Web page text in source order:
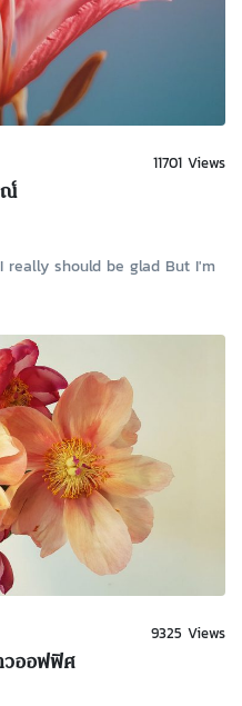
11701 Views
ณ์
really should be glad But I'm
9325 Views
วออฟฟิศ